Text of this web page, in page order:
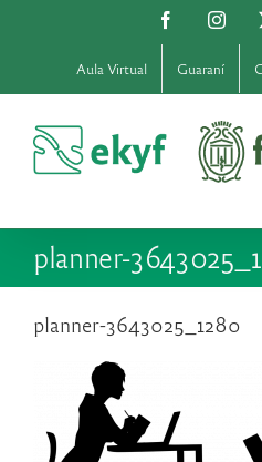
Facebook
Aula Virtual Guaraní
planner-
planner-3643025_1280